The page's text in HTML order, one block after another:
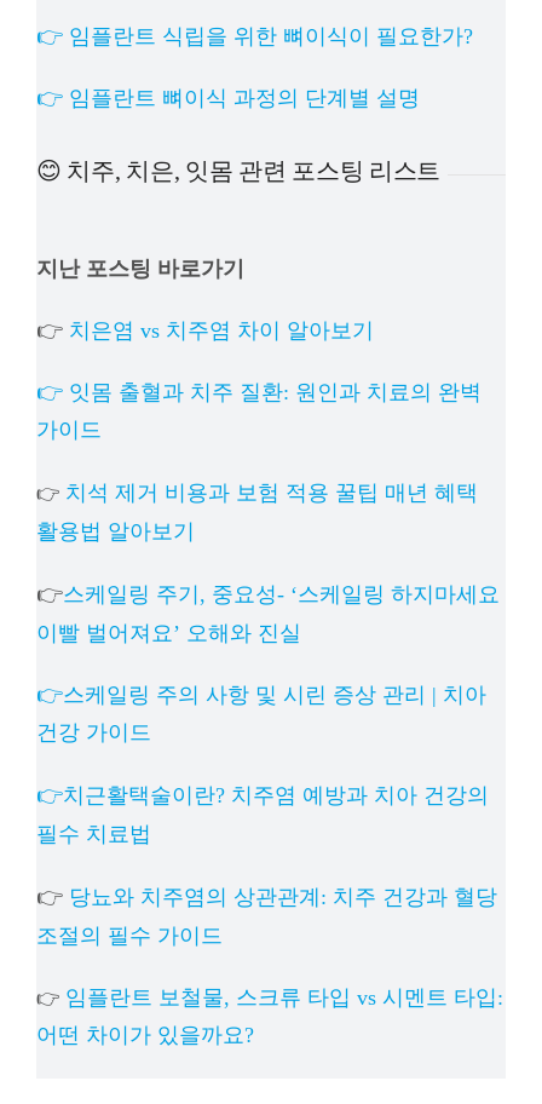
👉 임플란트 식립을 위한 뼈이식이 필요한가?
👉 임플란트 뼈이식 과정의 단계별 설명
😊 치주, 치은, 잇몸 관련 포스팅 리스트
지난 포스팅 바로가기
👉 치은염 vs 치주염 차이 알아보기
👉 잇몸 출혈과 치주 질환: 원인과 치료의 완벽
가이드
👉 치석 제거 비용과 보험 적용 꿀팁 매년 혜택
활용법 알아보기
👉스케일링 주기, 중요성- ‘스케일링 하지마세요
이빨 벌어져요’ 오해와 진실
👉스케일링 주의 사항 및 시린 증상 관리 | 치아
건강 가이드
👉치근활택술이란? 치주염 예방과 치아 건강의
필수 치료법
👉 당뇨와 치주염의 상관관계: 치주 건강과 혈당
조절의 필수 가이드
👉 임플란트 보철물, 스크류 타입 vs 시멘트 타입:
어떤 차이가 있을까요?